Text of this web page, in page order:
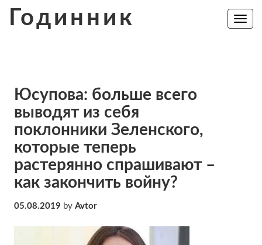
Годинник
Toggle
Юсупова: больше всего
выводят из себя
поклонники Зеленского,
которые теперь
растерянно спрашивают –
как закончить войну?
05.08.2019 by Avtor